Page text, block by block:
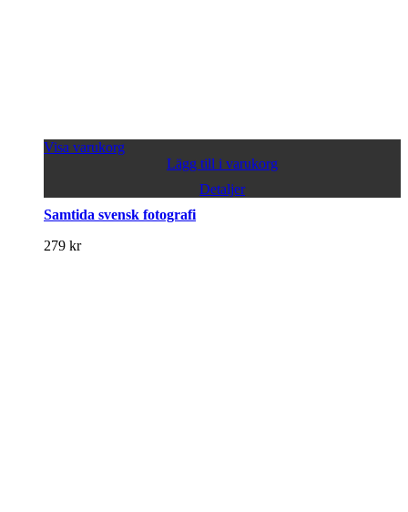
Visa varukorg
Lägg till i varukorg
Detaljer
Samtida svensk fotografi
279 kr